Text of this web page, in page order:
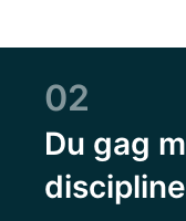
02
Du gag